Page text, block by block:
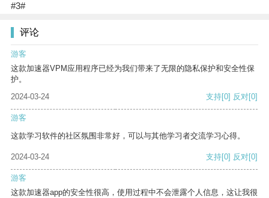
#3#
评论
游客
这款加速器VPM应用程序已经为我们带来了无限的隐私保护和安全性保
护。
2024-03-24
支持[0] 反对[0]
游客
这款学习软件的社区氛围非常好，可以与其他学习者交流学习心得。
2024-03-24 支持[0] 反对[0]
游客
这款加速器app的安全性很高，使用过程中不会泄露个人信息，这让我很